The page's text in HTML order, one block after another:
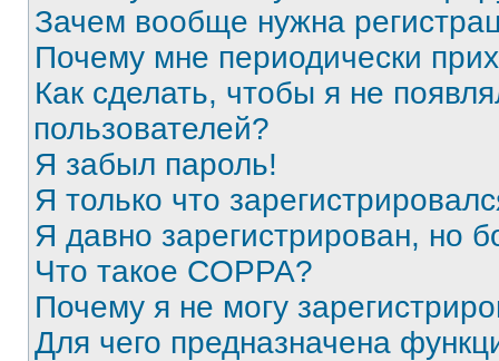
Зачем вообще нужна
Почему мне периодически
Как сделать, чтобы я не
пользователей?
Я забыл пароль!
Я только что
Я давно зарегистрирован, но
Что такое COPPA?
Почему я не могу
Для чего предназначена